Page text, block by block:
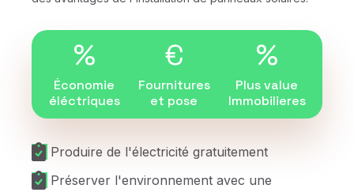
%
Économie
éléctriques
€
Fournitures
et pose
%
Plus value
Immobilieres
Produire de l'électricité gratuitement
Préserver l'environnement avec une